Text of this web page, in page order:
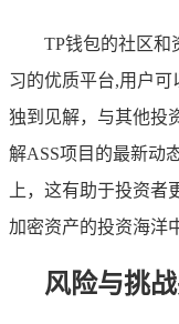
TP钱包的社区和
习的优质平台,用户
独到见解，与其他投
解ASS项目的最新动
上，这有助于投资
加密资产的投资海洋
风险与挑